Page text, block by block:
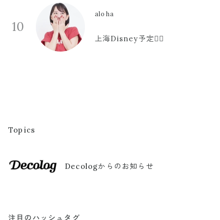
10
aloha
上海Disney予定🫪🩷
Topics
Decologからのお知らせ
注目のハッシュタグ